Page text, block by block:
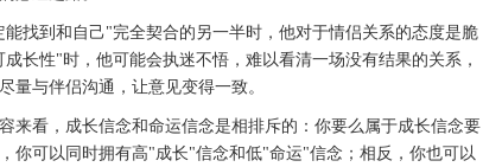
找到和自己"完全契合的另一半时，他对于情侣关系的态度是脆
长性"时，他可能会执迷不悟，难以看清一场没有结果的关系，
量与伴侣沟通，让意见变得一致。
来看，成长信念和命运信念是相排斥的：你要么属于成长信念要
你可以同时拥有高"成长"信念和低"命运"信念；相反，你也可以